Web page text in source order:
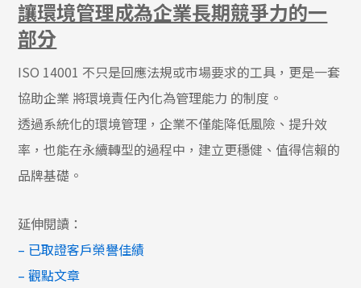
讓環境管理成為企業長期競爭力的一
部分
ISO 14001 不只是回應法規或市場要求的工具，更是一套
協助企業 將環境責任內化為管理能力 的制度。
透過系統化的環境管理，企業不僅能降低風險、提升效
率，也能在永續轉型的過程中，建立更穩健、值得信賴的
品牌基礎。
延伸閱讀：
– 已取證客戶榮譽佳績
–觀點文章